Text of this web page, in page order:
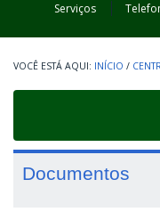
Serviços
INÍCIO /
Documentos